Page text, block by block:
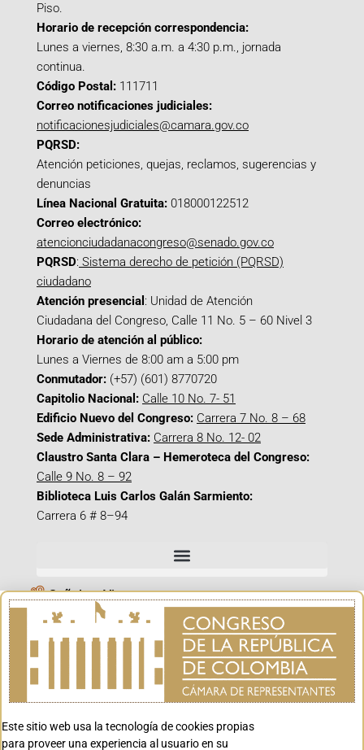
Piso.
Horario de recepción correspondencia:
Lunes a viernes, 8:30 a.m. a 4:30 p.m., jornada
continua.
Código Postal: 111711
Correo notificaciones judiciales:
notificacionesjudiciales@camara.gov.co
PQRSD:
Atención peticiones, quejas, reclamos, sugerencias y
denuncias
Línea Nacional Gratuita: 018000122512
Correo electrónico:
atencionciudadanacongreso@senado.gov.co
PQRSD: Sistema derecho de petición (PQRSD)
ciudadano
Atención presencial : Unidad de Atención
Ciudadana del Congreso, Calle 11 No. 5 – 60 Nivel 3
Horario de atención al público:
Lunes a Viernes de 8:00 am a 5:00 pm
Conmutador: (+57) (601) 8770720
Capitolio Nacional: Calle 10 No. 7- 51
Edificio Nuevo del Congreso: Carrera 7 No. 8 – 68
Sede Administrativa: Carrera 8 No. 12- 02
Claustro Santa Clara – Hemeroteca del Congreso:
Calle 9 No. 8 – 92
Biblioteca Luis Carlos Galán Sarmiento:
Carrera 6 # 8–94
Señal en Vivo
Facebook_@CamaraColombia
Instagram_@CamaraColombia
X_@CamaraColombia
Youtube_@CamaraColombia
Tiktok_@CamaraColombia
Youtube_@CanalCongreso
Este sitio web usa la tecnología de cookies propias
para proveer una experiencia al usuario en su